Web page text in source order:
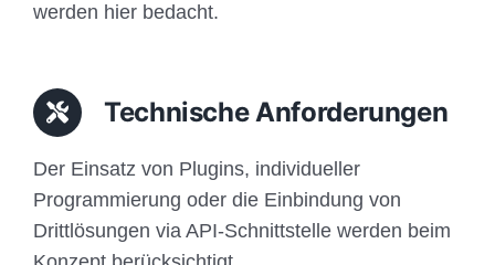
werden hier bedacht.
Technische Anforderungen
Der Einsatz von Plugins, individueller
Programmierung oder die Einbindung von
Drittlösungen via API-Schnittstelle werden beim